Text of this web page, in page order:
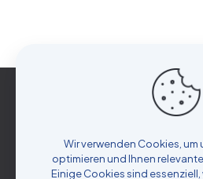
Impressum
Wir verwenden Cookies, um
optimieren und Ihnen
Einige Cookies sind